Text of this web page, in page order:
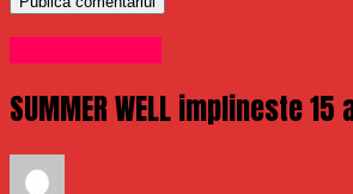
SUMMER WELL implineste